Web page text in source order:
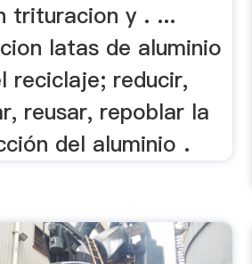
trituracion y . ...
latas de aluminio
reciclaje; reducir,
reusar, repoblar la
del aluminio .